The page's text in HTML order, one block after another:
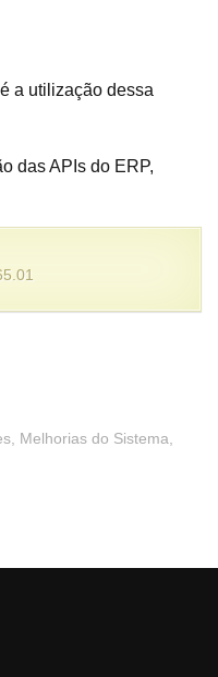
a utilização dessa
das APIs do ERP,
Melhorias do Sistema